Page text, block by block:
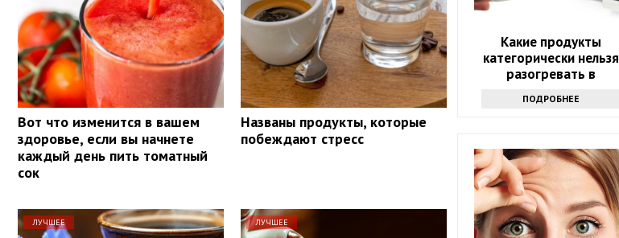
Вот что изменится в вашем
здоровье, если вы начнете
каждый день пить томатный
сок
Названы продукты, которые
побеждают стресс
ЛУЧШЕЕ ЛУЧШЕЕ
Какие продукты
категорически нельзя
разогревать в
советы экспертов
ПОДРОБНЕЕ